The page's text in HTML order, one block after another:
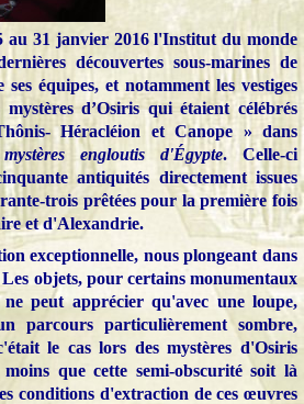
au 31 janvier 2016 l'Institut du monde
découvertes sous-marines de
équipes, et notamment les vestiges
d’Osiris qui étaient célébrés
Héracléion et Canope » dans
engloutis d'Égypte. Celle-ci
antiquités directement issues
trois prêtées pour la première fois
et d'Alexandrie.
exceptionnelle, nous plongeant dans
objets, pour certains monumentaux
peut apprécier qu'avec une loupe,
parcours particulièrement sombre,
le cas lors des mystères d'Osiris
que cette semi-obscurité soit là
conditions d'extraction de ces œuvres